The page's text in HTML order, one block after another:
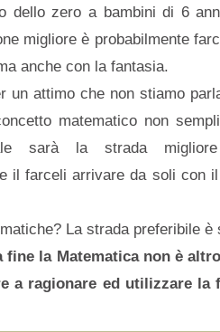
dello zero a bambini di 6
migliore è probabilmente
anche con la fantasia.
un attimo che non stiamo
matematico non
sarà la strada
il farceli arrivare da soli con
La strada preferibile è
fine la Matematica non è
a ragionare ed utilizzare la